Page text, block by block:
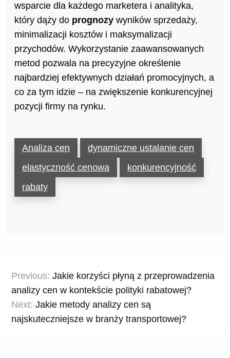
wsparcie dla każdego marketera i analityka,
który dąży do prognozy wyników sprzedaży,
minimalizacji kosztów i maksymalizacji
przychodów. Wykorzystanie zaawansowanych
metod pozwala na precyzyjne określenie
najbardziej efektywnych działań promocyjnych, a
co za tym idzie – na zwiększenie konkurencyjnej
pozycji firmy na rynku.
Analiza cen
dynamiczne ustalanie cen
elastyczność cenowa
konkurencyjność
rabaty
wpisu
Previous: Jakie korzyści płyną z przeprowadzenia
analizy cen w kontekście polityki rabatowej?
Next: Jakie metody analizy cen są
najskuteczniejsze w branży transportowej?